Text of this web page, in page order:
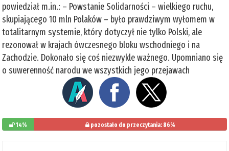
powiedział m.in.: – Powstanie Solidarności – wielkiego ruchu,
skupiającego 10 mln Polaków – było prawdziwym wyłomem w
totalitarnym systemie, który dotyczył nie tylko Polski, ale
rezonował w krajach ówczesnego bloku wschodniego i na
Zachodzie. Dokonało się coś niezwykle ważnego. Upomniano się
o suwerenność narodu we wszystkich jego przejawach
14% pozostało do przeczytania: 86%